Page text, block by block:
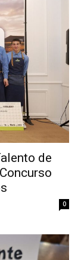
de
0